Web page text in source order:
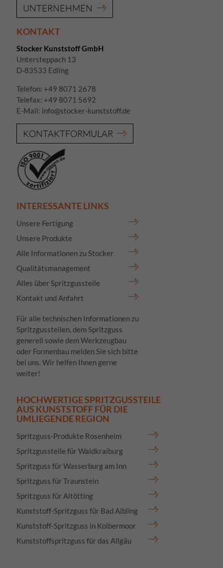
UNTERNEHMEN
KONTAKT
Stocker Kunststoff GmbH
Untersteppach 13
D-83533 Edling
Telefon: +49 8071 2678
Telefax: +49 8071 5692
E-Mail: info@stocker-kunststoff.de
KONTAKTFORMULAR
INTERESSANTE LINKS
Unsere Fertigung
Unsere Produkte
Alle Informationen zu Stocker
Qualitätsmanagement
Alles über Spritzgussteile
Kontakt und Anfahrt
Für alle technischen Informationen zu
Spritzgussteilen, dem Spritzguss
generell sowie dem Werkzeugbau
oder Formenbau melden Sie sich bitte
bei uns. Wir helfen Ihnen gerne
weiter!
HOCHWERTIGE SPRITZGUSSTEILE
AUS KUNSTSTOFF FÜR DIE
UMLIEGENDE REGION
Spritzguss-Produkte Rosenheim
Spritzgussteile für Waldkraiburg
Spritzguss für Wasserburg am Inn
Spritzguss für Traunstein
Spritzguss für Altötting
Kunststoff-Spritzguss für Bad Aibling
Kunststoff-Spritzguss in Kolbermoor
Kunststoffspritzguss für das Allgäu